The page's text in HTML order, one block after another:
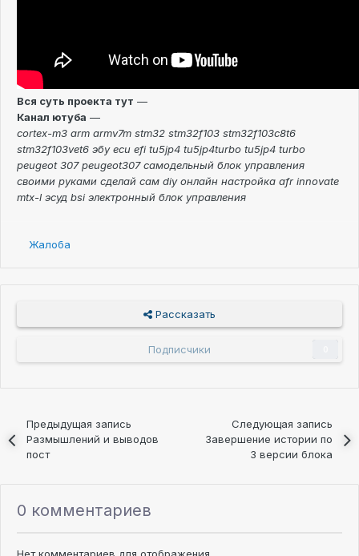
Вся суть проекта тут —
Канал ютуба —
cortex-m3 arm armv7m stm32 stm32f103 stm32f103c8t6
stm32f103vet6 эбу ecu efi tu5jp4 tu5jp4turbo tu5jp4 turbo
peugeot 307 peugeot307 самодельный блок управления
своими руками сделай сам diy онлайн настройка afr innovate
mtx-l эсуд bsi электронный блок управления
Жалоба
Рассказать
Подписчики
Предыдущая запись
Размышлений и выводов
пост
Следующая запись
Завершение истории по
3 версии блока
0 комментариев